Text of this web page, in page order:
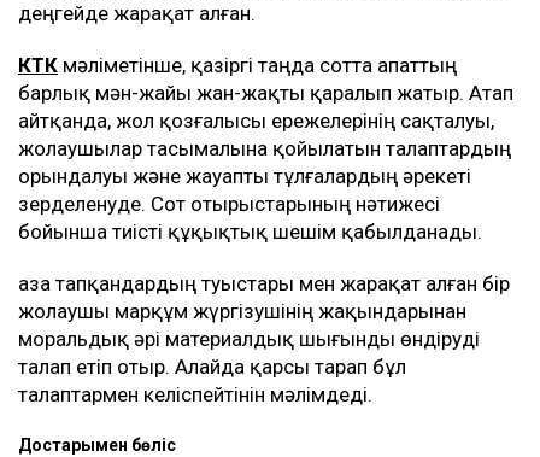
деңгейде жарақат алған.
КТК мәліметінше, қазіргі таңда сотта апаттың
барлық мән-жайы жан-жақты қаралып жатыр. Атап
айтқанда, жол қозғалысы ережелерінің сақталуы,
жолаушылар тасымалына қойылатын талаптардың
орындалуы және жауапты тұлғалардың әрекеті
зерделенуде. Сот отырыстарының нәтижесі
бойынша тиісті құқықтық шешім қабылданады.
Қаза тапқандардың туыстары мен жарақат алған бір
жолаушы марқұм жүргізушінің жақындарынан
моральдық әрі материалдық шығынды өндіруді
талап етіп отыр. Алайда қарсы тарап бұл
талаптармен келіспейтінін мәлімдеді.
Достарыңмен бөліс